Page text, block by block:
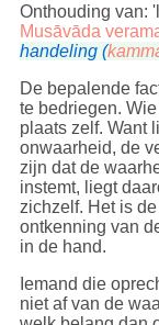
zelfzucht. Dit
begrip, maar
(
bhava ), het
geboorte (jāti).
Echter,
(
ontworteld is,
ware
Achtvoudige
begrip'.
verwijzing
glashelder
Onthouding van:
Musāvāda
handeling (
De bepalende
te bedriegen.
plaats zelf. Want
onwaarheid, de
zijn dat de
instemt, liegt
zichzelf. Het is
ontkenning van
in de hand.
Iemand die
niet af van de